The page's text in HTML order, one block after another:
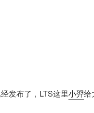
发布了，LTS这里小羿给